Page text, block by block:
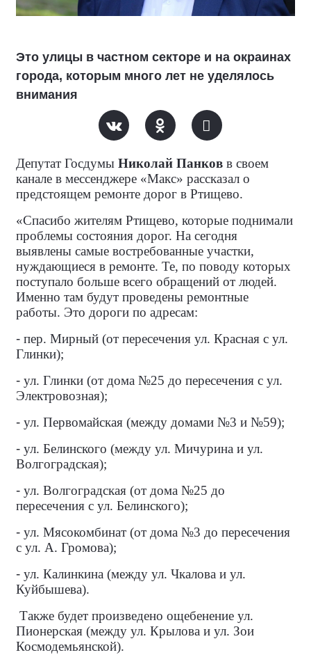
Это улицы в частном секторе и на окраинах
города, которым много лет не уделялось
внимания
Депутат Госдумы Николай Панков в своем
канале в мессенджере «Макс» рассказал о
предстоящем ремонте дорог в Ртищево.
«Спасибо жителям Ртищево, которые поднимали
проблемы состояния дорог. На сегодня
выявлены самые востребованные участки,
нуждающиеся в ремонте. Те, по поводу которых
поступало больше всего обращений от людей.
Именно там будут проведены ремонтные
работы. Это дороги по адресам:
- пер. Мирный (от пересечения ул. Красная с ул.
Глинки);
- ул. Глинки (от дома №25 до пересечения с ул.
Электровозная);
- ул. Первомайская (между домами №3 и №59);
- ул. Белинского (между ул. Мичурина и ул.
Волгоградская);
- ул. Волгоградская (от дома №25 до
пересечения с ул. Белинского);
- ул. Мясокомбинат (от дома №3 до пересечения
с ул. А. Громова);
- ул. Калинкина (между ул. Чкалова и ул.
Куйбышева).
Также будет произведено ощебенение ул.
Пионерская (между ул. Крылова и ул. Зои
Космодемьянской).